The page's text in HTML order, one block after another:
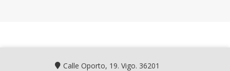
Calle Oporto, 19. Vigo. 36201